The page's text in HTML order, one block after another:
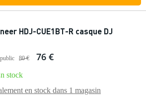
HDJ-CUE1BT-R casque DJ
80 € 76 €
stock
en stock dans 1 magasin